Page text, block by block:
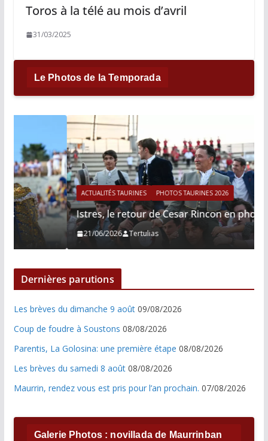
Toros à la télé au mois d’avril
31/03/2025
Le Photos de la Temporada
ACTUALITÉS TAURINES PHOTOS TAURINES 2026
Istres, le retour de Cesar Rincon en photos
21/06/2026 Tertulias
Dernières parutions
Les brèves du dimanche 9 août 09/08/2026
Coup de foudre à Soustons 08/08/2026
Parentis, La Golosina: une première étape 08/08/2026
Les brèves du samedi 8 août 08/08/2026
Maurrin, rendez vous est pris pour l’an prochain. 07/08/2026
Galerie Photos : novillada de Maurrinban